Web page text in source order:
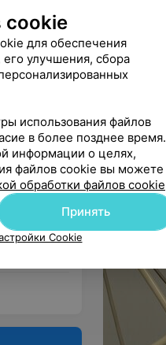
под
cookie
для обеспечения
его улучшения, сбора
использования файлов
в более позднее время.
информации о целях,
файлов cookie вы можете
обработки файлов cookie
Принять
Cookie